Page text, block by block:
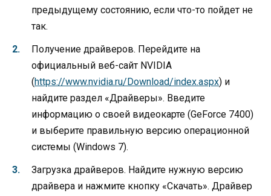
предыдущему состоянию, если что-то пойдет не
так.
Получение драйверов. Перейдите на
официальный веб-сайт NVIDIA
(https://www.nvidia.ru/Download/index.aspx) и
найдите раздел «Драйверы». Введите
информацию о своей видеокарте (GeForce 7400)
и выберите правильную версию операционной
системы (Windows 7).
Загрузка драйверов. Найдите нужную версию
драйвера и нажмите кнопку «Скачать». Драйвер